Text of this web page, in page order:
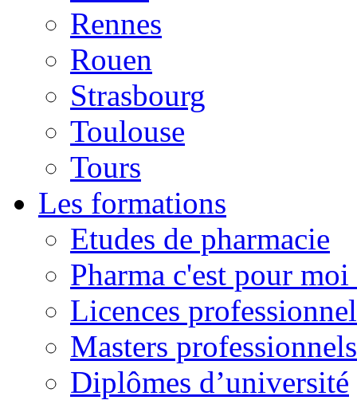
Rennes
Rouen
Strasbourg
Toulouse
Tours
Les formations
Etudes de pharmacie
Pharma c'est pour
Licences
Masters
Diplômes d’université